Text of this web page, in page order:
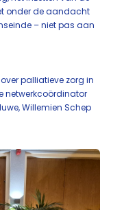
onder de aandacht
– niet pas aan
palliatieve zorg in
netwerkcoördinator
Willemien Schep